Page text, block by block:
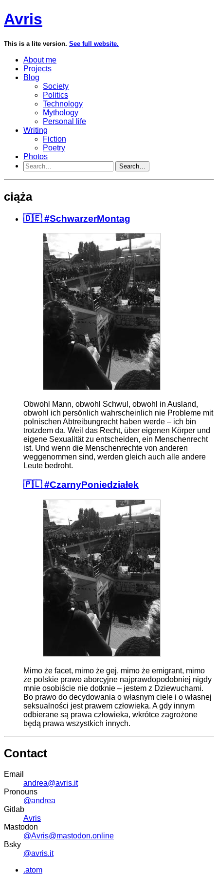
Avris
This is a lite version. See full website.
About me
Projects
Blog
Society
Politics
Technology
Mythology
Personal life
Writing
Fiction
Poetry
Photos
Search…
ciąża
🇩🇪 #SchwarzerMontag
Obwohl Mann, obwohl Schwul, obwohl in Ausland,
obwohl ich persönlich wahrscheinlich nie Probleme mit
polnischen Abtreibungrecht haben werde – ich bin
trotzdem da. Weil das Recht, über eigenen Körper und
eigene Sexualität zu entscheiden, ein Menschenrecht
ist. Und wenn die Menschenrechte von anderen
weggenommen sind, werden gleich auch alle andere
Leute bedroht.
🇵🇱 #CzarnyPoniedziałek
Mimo że facet, mimo że gej, mimo że emigrant, mimo
że polskie prawo aborcyjne najprawdopodobniej nigdy
mnie osobiście nie dotknie – jestem z Dziewuchami.
Bo prawo do decydowania o własnym ciele i o własnej
seksualności jest prawem człowieka. A gdy innym
odbierane są prawa człowieka, wkrótce zagrożone
będą prawa wszystkich innych.
Contact
Email
andrea@avris.it
Pronouns
@andrea
Gitlab
Avris
Mastodon
@Avris@mastodon.online
Bsky
@avris.it
.atom